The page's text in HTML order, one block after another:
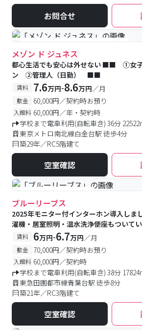
お問合せ
#女性専用 #予約受付中 #空室待ち
メゾン ド ジュネス
都心生活でも安心は外せない ■■ ①女子
ン ②管理人（日勤） ■■
賃料 7.6万円-8.6万円／月
敷金 60,000円／契約時お預り
入館料 60,000円／年・契約時
学校まで電車利用(自転車含) 36分
東京メトロ南北線白金台駅 徒歩4分
築29年／RC5階建て
空室確認
#予約受付中 #空室待ち
ブルーリーブス
2025年モニター付インターホン導入し
濯機・居室照明・温水洗浄便座もつい
賃料 6万円-6.7万円／月
敷金 70,000円／契約時お預り
入館料 60,000円／契約時
学校まで電車利用(自転車含) 38分
東急田園都市線青葉台駅 徒歩8分
築21年／RC3階建て
空室確認